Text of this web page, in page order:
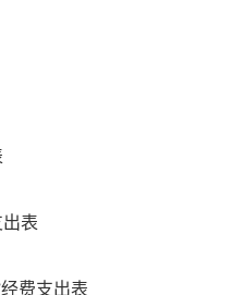
表
经费支出表